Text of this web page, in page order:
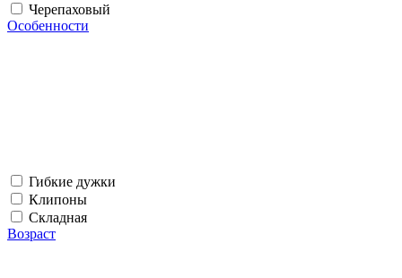
Черепаховый
Особенности
Гибкие дужки
Клипоны
Складная
Возраст